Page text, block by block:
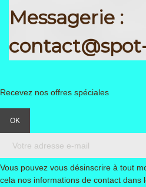
Messagerie :
Recevez nos offres spéciales
Vous pouvez vous désinscrire à tout
cela nos informations de contact dans